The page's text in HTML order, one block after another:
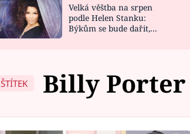
NOVINKY
VIDEORECEPTY
Velká věštba na srpen
podle Helen Stanku:
Býkům se bude dařit,
ŠTÍTEK Billy Porter